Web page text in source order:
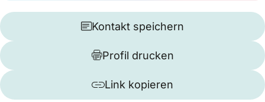
Kontakt speichern
Profil drucken
Link kopieren